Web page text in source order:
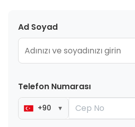
Ad Soyad
Telefon Numarası
+90 ▼